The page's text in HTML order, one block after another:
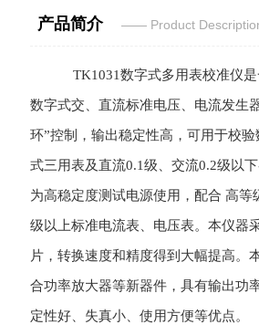
产品简介 —— Product Desc
TK1031数字式多用表校准仪
数字式交、直流标准电压、电流发生
环”控制，输出稳定性高，可用于校
式三用表及直流0.1级、交流0.2级以
为高稳定度测试电源使用，配合 高等
级以上标准电流表、电压表。本仪器
片，转换速度和精度得到大幅提高。
合功率放大器等新器件，具有输出功
定性好、失真小、使用方便等优点。